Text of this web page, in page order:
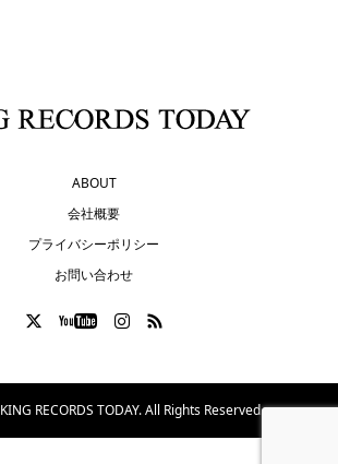
ABOUT
会社概要
プライバシーポリシー
お問い合わせ
KING RECORDS TODAY. All Rights Reserved.